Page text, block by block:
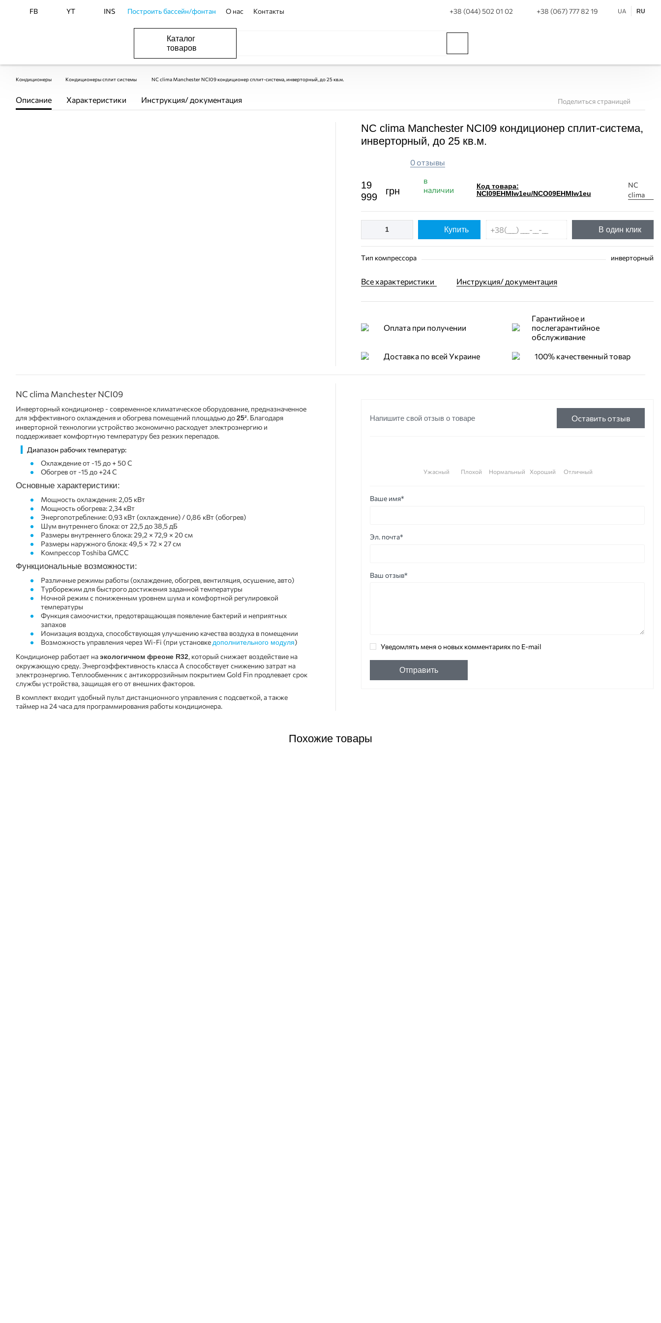
FB YT INS Построить бассейн/фонтан О нас Контакты +38 (044) 502 01 02 +38 (067) 777 82 19 UA RU
Каталог
товаров
Кондиционеры Кондиционеры сплит системы NC clima Manchester NCI09 кондиционер сплит-система, инверторный, до 25 кв.м.
Описание Характеристики Инструкция/ документация Поделиться страницей
NC clima Manchester NCI09 кондиционер сплит-система,
инверторный, до 25 кв.м.
0 отзывы
19
999
грн
в
наличии
Код товара:
NCI09EHMIw1eu/NCO09EHMIw1eu
NC
clima
Купить В один клик
Тип компрессора инверторный
Все характеристики Инструкция/ документация
Оплата при получении
Гарантийное и
послегарантийное
обслуживание
Доставка по всей Украине 100% качественный товар
NC clima Manchester NCI09
Инверторный кондиционер - современное климатическое оборудование, предназначенное
для эффективного охлаждения и обогрева помещений площадью до 25². Благодаря
инверторной технологии устройство экономично расходует электроэнергию и
поддерживает комфортную температуру без резких перепадов.
Диапазон рабочих температур:
Охлаждение от -15 до + 50 С
Обогрев от -15 до +24 С
Основные характеристики:
Мощность охлаждения: 2,05 кВт
Мощность обогрева: 2,34 кВт
Энергопотребление: 0,93 кВт (охлаждение) /0,86 кВт (обогрев)
Шум внутреннего блока: от 22,5 до 38,5 дБ
Размеры внутреннего блока: 29,2 × 72,9 × 20 см
Размеры наружного блока: 49,5 × 72 × 27 см
Компрессор Toshiba GMCC
Функциональные возможности:
Различные режимы работы (охлаждение, обогрев, вентиляция, осушение, авто)
Турборежим для быстрого достижения заданной температуры
Ночной режим с пониженным уровнем шума и комфортной регулировкой
температуры
Функция самоочистки, предотвращающая появление бактерий и неприятных
запахов
Ионизация воздуха, способствующая улучшению качества воздуха в помещении
Возможность управления через Wi-Fi (при установке дополнительного модуля)
Кондиционер работает на экологичном фреоне R32, который снижает воздействие на
окружающую среду. Энергоэффективность класса A способствует снижению затрат на
электроэнергию. Теплообменник с антикоррозийным покрытием Gold Fin продлевает срок
службы устройства, защищая его от внешних факторов.
В комплект входит удобный пульт дистанционного управления с подсветкой, а также
таймер на 24 часа для программирования работы кондиционера.
Напишите свой отзыв о товаре Оставить отзыв
Отличный
Хороший
Нормальный
Плохой
Ужасный
Ваше имя*
Эл. почта*
Ваш отзыв*
Уведомлять меня о новых комментариях по E-mail
Отправить
Похожие товары